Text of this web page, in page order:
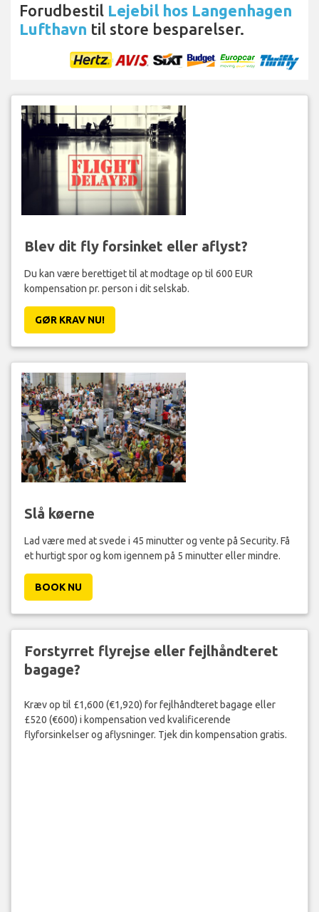
Forudbestil Lejebil hos Langenhagen
Lufthavn til store besparelser.
Blev dit fly forsinket eller aflyst?
Du kan være berettiget til at modtage op til 600 EUR
kompensation pr. person i dit selskab.
GØR KRAV NU!
Slå køerne
Lad være med at svede i 45 minutter og vente på Security. Få
et hurtigt spor og kom igennem på 5 minutter eller mindre.
BOOK NU
Forstyrret flyrejse eller fejlhåndteret
bagage?
Kræv op til £1,600 (€1,920) for fejlhåndteret bagage eller
£520 (€600) i kompensation ved kvalificerende
flyforsinkelser og aflysninger. Tjek din kompensation gratis.